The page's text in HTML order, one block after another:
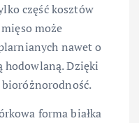
część kosztów
może
nawet o
hodowlaną. Dzięki
forma białka